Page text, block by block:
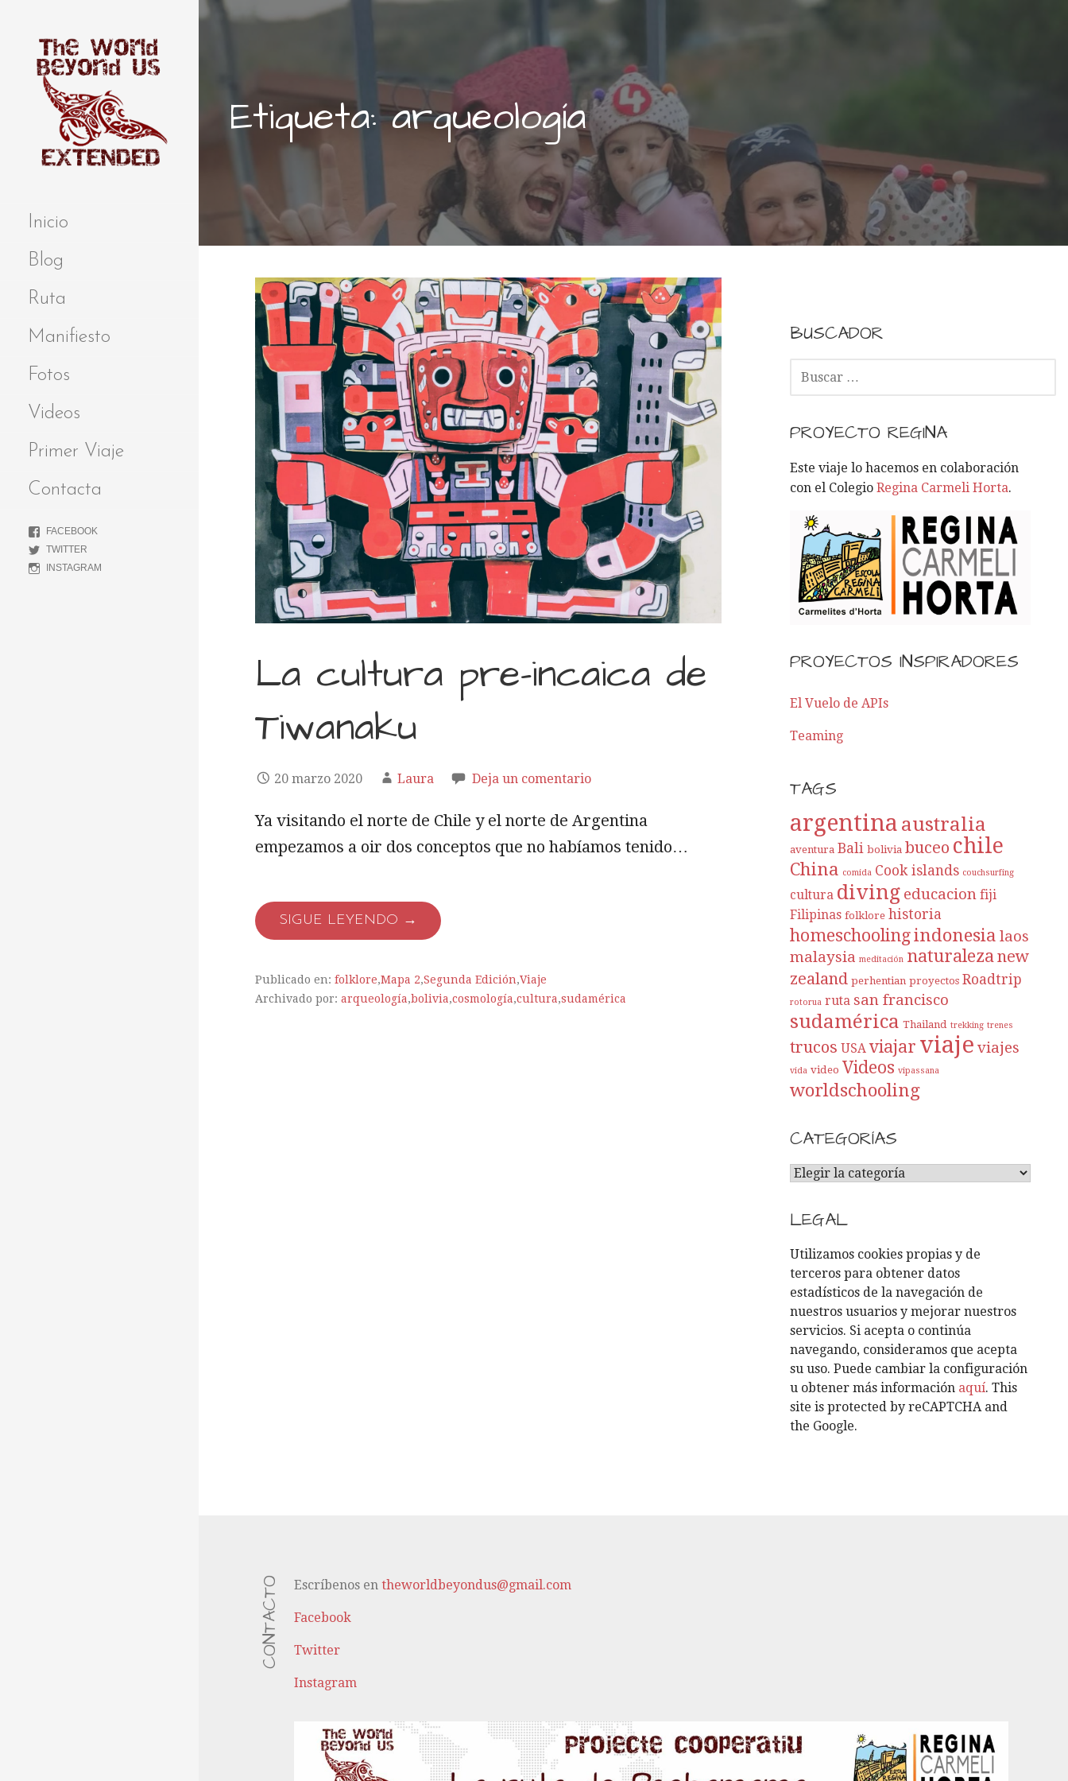
BEYOND US
Inicio
Blog
Ruta
Manifiesto
Fotos
Videos
Primer Viaje
Contacta
FACEBOOK
TWITTER
INSTAGRAM
Etiqueta: arqueología
La cultura pre-incaica de
Tiwanaku
20 marzo 2020 Laura Deja un comentario
Ya visitando el norte de Chile y el norte de Argentina
empezamos a oir dos conceptos que no habíamos tenido…
SIGUE LEYENDO →
Publicado en: folklore,Mapa 2,Segunda Edición,Viaje
Archivado por: arqueología,bolivia,cosmología,cultura,sudamérica
BUSCADOR
C
R
:
PROYECTO REGINA
Este viaje lo hacemos en colaboración
con el ColegioRegina Carmeli Horta.
PROYECTOS INSPIRADORES
El Vuelo de APIs
Teaming
TAGS
argentina australia
aventura Bali bolivia buceo chile
China comida Cook islands couchsurfing
cultura diving educacion fiji
Filipinas folklore historia
homeschoolingindonesia laos
malaysia meditación naturalezanew
zealand perhentian proyectos Roadtrip
rotorua ruta san francisco
sudamérica Thailand trekking trenes
trucos USA viajar viaje viajes
vida video Videos vipassana
worldschooling
CATEGORÍAS
C
T
E
G
O
R
Í
A
S
LEGAL
Utilizamos cookies propias y de
terceros para obtener datos
estadísticos de la navegación de
nuestros usuarios y mejorar nuestros
servicios. Si acepta o continúa
navegando, consideramos que acepta
su uso. Puede cambiar la configuración
u obtener más información aquí. This
site is protected by reCAPTCHA and
the Google.
CONTACTO Escríbenos entheworldbeyondus@gmail.com
Facebook
Twitter
Instagram